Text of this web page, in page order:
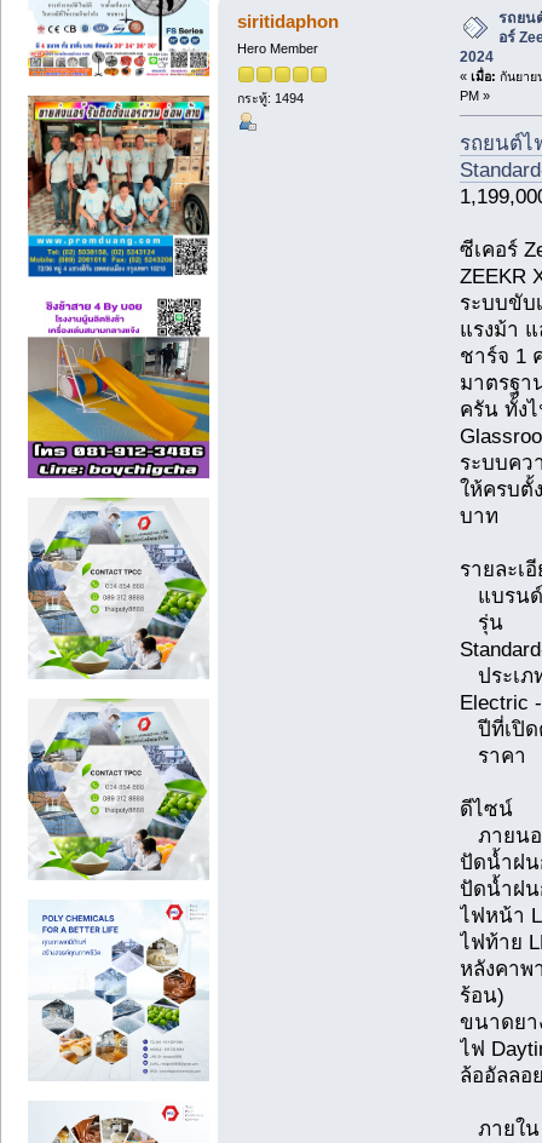
Standard-ปี 2024 (อ่าน 6763 ครั้ง)
siritidaphon
Hero Member
กระทู้: 1494
รถยน
อร์
2024
« เมื่อ: กันยาย
PM »
รถยนต์ไ
ซีเคอร์
ZEEKR
ระบบขับ
แรงม้า
ชาร์จ 1
มาตรฐา
ครัน ทั้ง
ระบบคว
ให้ครบตั้
บาท
รายละเ
แบร
รุ่น
ประเ
Electric
ปีที่เ
ราค
ดีไซน์
ภายน
ปัดน้ำฝน
ปัดน้ำฝน
ไฟหน้า
ไฟท้าย
หลังคาพ
ร้อน)
ขนาดยา
ไฟ
ล้ออัลลอ
ภายใน